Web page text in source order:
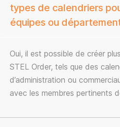
types de calendriers
équipes ou
Oui, il est possible de créer
STEL Order, tels que des
d’administration ou
avec les membres pertinents